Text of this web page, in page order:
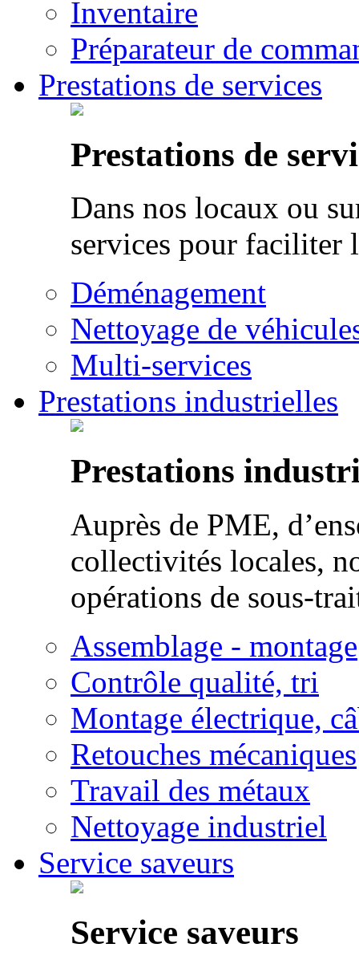
Inventaire
Préparateur de
Prestations de services
Prestations de
Dans nos locaux ou
services pour faciliter
Déménagement
Nettoyage de
Multi-services
Prestations industrielles
Prestations
Auprès de PME,
collectivités locales,
opérations de sous-
Assemblage - montage
Contrôle qualité, tri
Montage électrique,
Retouches mécaniques
Travail des métaux
Nettoyage industriel
Service saveurs
Service saveurs